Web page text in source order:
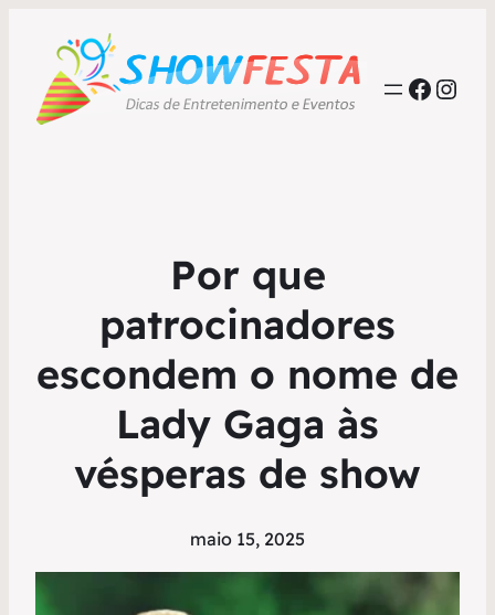
Por que
patrocinadores
escondem o nome de
Lady Gaga às
vésperas de show
maio 15, 2025